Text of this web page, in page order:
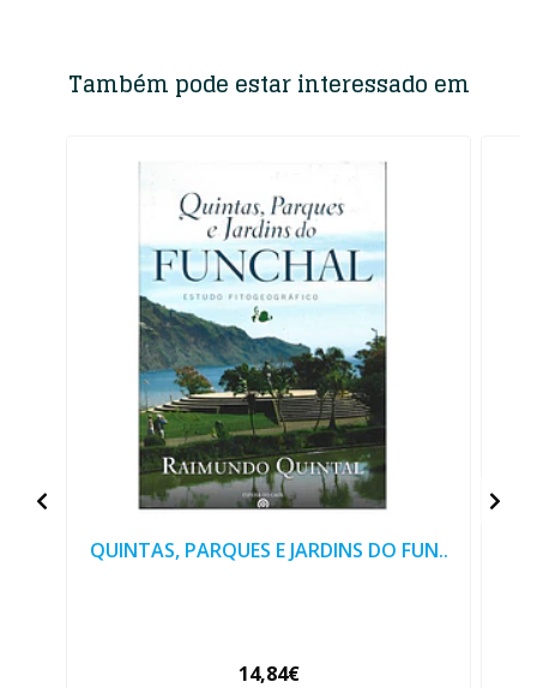
Também pode estar interessado em
QUINTAS, PARQUES E JARDINS DO FUN..
14,84€